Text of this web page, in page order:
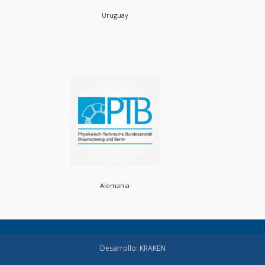
Uruguay
Alemania
Desarrollo: KRAKEN